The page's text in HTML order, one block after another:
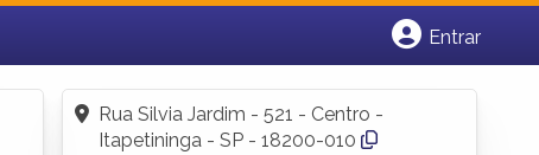
Entrar
Fazer login
Criar conta
Rua Silvia Jardim - 521 - Centro -
Itapetininga - SP - 18200-010